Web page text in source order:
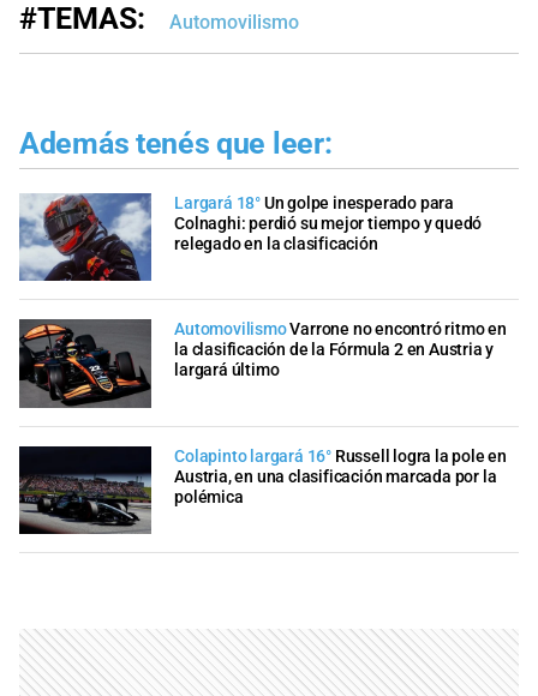
#TEMAS: Automovilismo
Además tenés que leer:
Largará 18°Un golpe inesperado para
Colnaghi: perdió su mejor tiempo y quedó
relegado en la clasificación
AutomovilismoVarrone no encontró ritmo en
la clasificación de la Fórmula 2 en Austria y
largará último
Colapinto largará 16° Russell logra la pole en
Austria, en una clasificación marcada por la
polémica